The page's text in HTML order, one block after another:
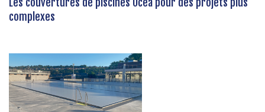
Les couvertures de piscines Ocea pour des projets plus
complexes